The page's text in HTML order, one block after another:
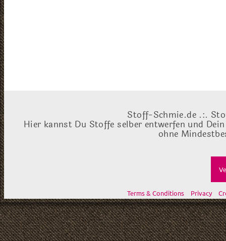
Stoff-Schmie.de .:.
Hier kannst Du Stoffe selber entwerfen und
ohne
Terms & Conditions Privacy